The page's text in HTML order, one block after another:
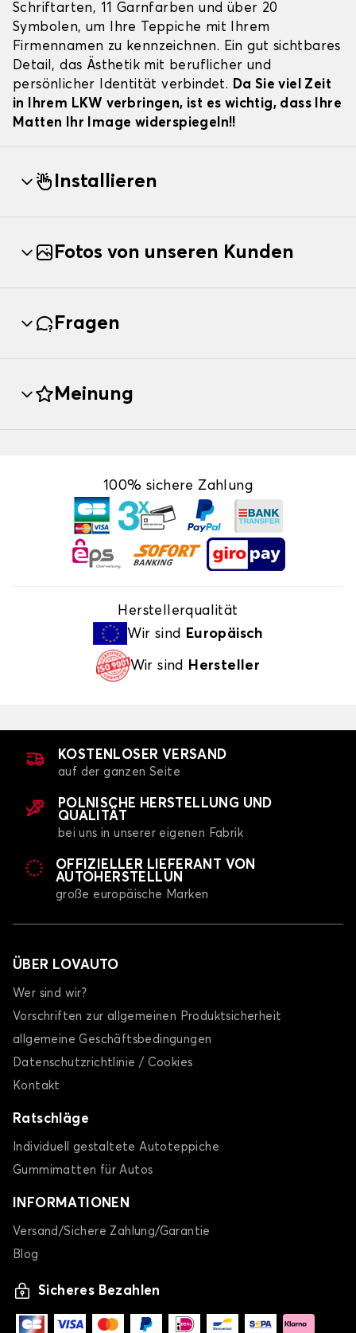
Schriftarten, 11 Garnfarben und über 20
Symbolen, um Ihre Teppiche mit Ihrem
Firmennamen zu kennzeichnen. Ein gut sichtbares
Detail, das Ästhetik mit beruflicher und
persönlicher Identität verbindet. Da Sie viel Zeit
in Ihrem LKW verbringen, ist es wichtig, dass Ihre
Matten Ihr Image widerspiegeln!!
Installieren
Fotos von unseren Kunden
Fragen
Meinung
100% sichere Zahlung
Herstellerqualität
Wir sind
Europäisch
Wir sind Hersteller
KOSTENLOSER VERSAND
auf der ganzen Seite
POLNISCHE HERSTELLUNG UND
QUALITÄT
bei uns in unserer eigenen Fabrik
OFFIZIELLER LIEFERANT VON
AUTOHERSTELLUN
große europäische Marken
ÜBER LOVAUTO
Wer sind wir?
Vorschriften zur allgemeinen Produktsicherheit
allgemeine Geschäftsbedingungen
Datenschutzrichtlinie / Cookies
Kontakt
Ratschläge
Individuell gestaltete Autoteppiche
Gummimatten für Autos
INFORMATIONEN
Versand/Sichere Zahlung/Garantie
Blog
Sicheres Bezahlen